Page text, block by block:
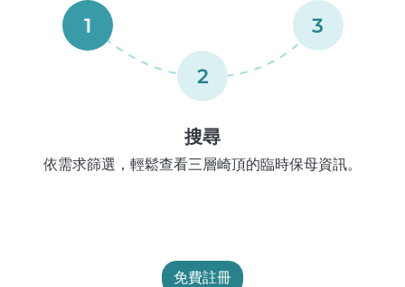
1
2
3
搜尋
依需求篩選，輕鬆查看三層崎頂的臨時保母資訊。
免費註冊